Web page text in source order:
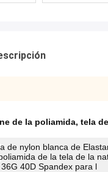
de la poliamida, tela
de nylon blanca de
de la tela de la
40D Spandex para l